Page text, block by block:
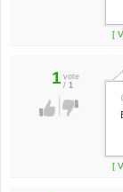
[
1 vote
/ 1
[